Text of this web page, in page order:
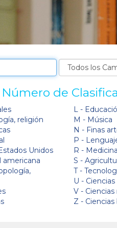
Número de
religión
Unidos
americana
L -
M - Música
N - Finas
P -
R - Medicina
S -
T -
U -
V - Ciencias
Z -